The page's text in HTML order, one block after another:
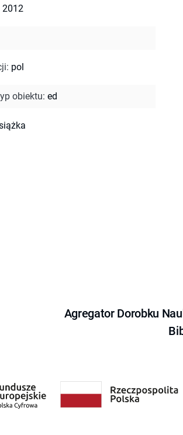
2012
: pol
obiektu: ed
Agregator Dorobku